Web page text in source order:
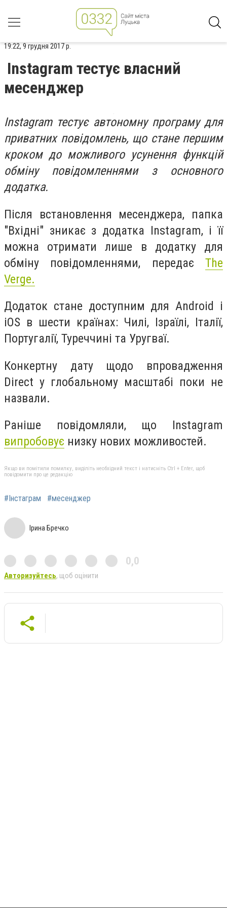
19:22, 9 грудня 2017 р.
Instagram тестує власний
месенджер
Instagram тестує автономну програму для
приватних повідомлень, що стане першим
кроком до можливого усунення функцій
обміну повідомленнями з основного
додатка.
Після встановлення месенджера, папка
"Вхідні" зникає з додатка Instagram, і її
можна отримати лише в додатку для
обміну повідомленнями, передає The
Verge.
Додаток стане доступним для Android і
iOS в шести країнах: Чилі, Ізраїлі, Італії,
Португалії, Туреччині та Уругваї.
Конкертну дату щодо впровадження
Direct у глобальному масштабі поки не
назвали.
Раніше повідомляли, що Instagram
випробовує низку нових можливостей.
Якщо ви помітили помилку, виділіть необхідний текст і натисніть Ctrl + Enter, щоб
повідомити про це редакцію
#Інстаграм #месенджер
Ірина Бречко
0,0
Авторизуйтесь, щоб оцінити